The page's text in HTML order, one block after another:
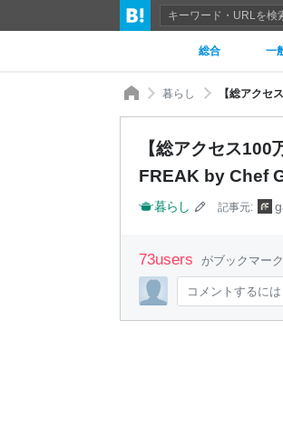
総合 一
暮らし 【総アクセ
【総アクセス
FREAK by Chef
暮らし 記事元:
73users がブックマーク
コメントするに